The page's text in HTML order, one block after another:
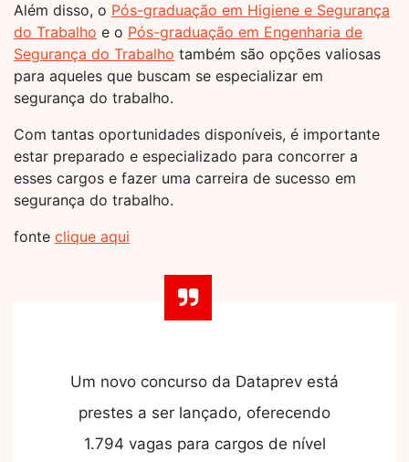
Além disso, o Pós-graduação em Higiene e Segurança
do Trabalho e o Pós-graduação em Engenharia de
Segurança do Trabalho também são opções valiosas
para aqueles que buscam se especializar em
segurança do trabalho.
Com tantas oportunidades disponíveis, é importante
estar preparado e especializado para concorrer a
esses cargos e fazer uma carreira de sucesso em
segurança do trabalho.
fonte clique aqui
Um novo concurso da Dataprev está
prestes a ser lançado, oferecendo
1.794 vagas para cargos de nível